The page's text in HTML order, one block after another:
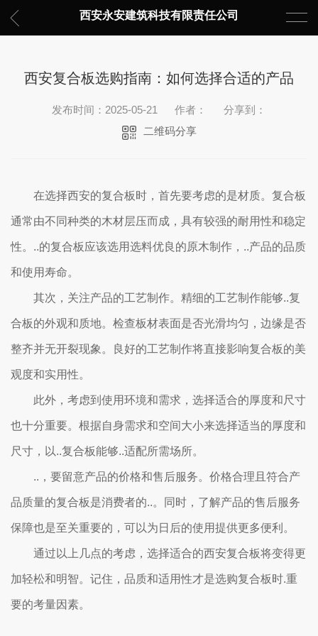
西安永安建筑科技有限责任公司
西安复合板选购指南：如何选择合适的产品
发布时间：2025-05-21 作者：
分享到：
二维码分享
在选择西安的复合板时，首先要考虑的是材质。复合板
通常由不同种类的木材层压而成，具有较强的耐用性和稳定
性。..的复合板应该选用选料优良的原木制作，..产品的品质
和使用寿命。
其次，关注产品的工艺制作。精细的工艺制作能够..复
合板的外观和质地。检查板材表面是否光滑均匀，边缘是否
整齐并无开裂现象。良好的工艺制作将直接影响复合板的美
观度和实用性。
此外，考虑到使用环境和需求，选择适合的厚度和尺寸
也十分重要。根据自身需求和空间大小来选择适当的厚度和
尺寸，以..复合板能够..适配所需场所。
..，要留意产品的价格和售后服务。价格合理且符合产
品质量的复合板是消费者的..。同时，了解产品的售后服务
保障也是至关重要的，可以为日后的使用提供更多便利。
通过以上几点的考虑，选择适合的西安复合板将变得更
加轻松和明智。记住，品质和适用性才是选购复合板时.重
要的考量因素。